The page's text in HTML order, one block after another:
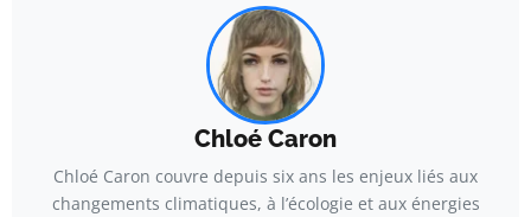
Chloé Caron
Chloé Caron couvre depuis six ans les enjeux liés aux
changements climatiques, à l’écologie et aux énergies